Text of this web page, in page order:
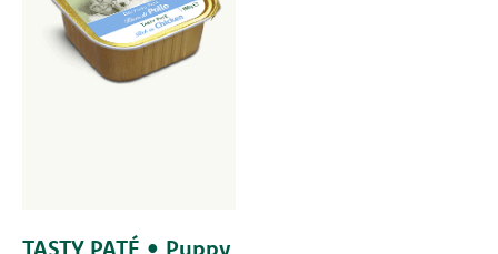
TASTY PATÉ • Puppy